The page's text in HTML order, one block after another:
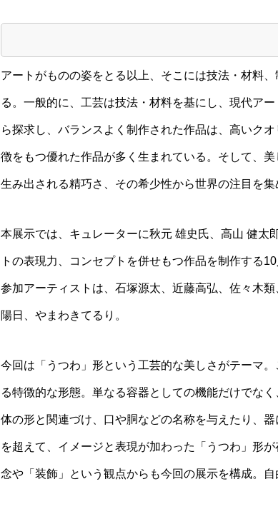
アートがものの姿をとる以上、そこには技法・材料
る。一般的に、工芸は技法・材料を基にし、現代ア
ら探求し、バランスよく制作された作品は、高いク
徴をもつ優れた作品が多く生まれている。そして、
生み出される精巧さ、その希少性から世界の注目を集
本展示では、キュレーターに秋元 雄史氏、高山 健太
トの表現力、コンセプトを併せもつ作品を制作する
参加アーティストは、石塚源太、近藤高弘、佐々木
陽日、やまわきてるり。
今回は「うつわ」形という工芸的な美しさがテーマ
る特徴的な形態。単なる容器としての機能だけでな
体の形と関連づけ、口や胴などの名称を与えたり、
を超えて、イメージと表現が加わった「うつわ」形
念や「装飾」という観点からも今回の展示を構成。